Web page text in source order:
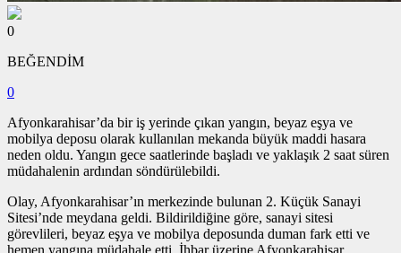
0
BEĞENDİM
0
Afyonkarahisar’da bir iş yerinde çıkan yangın, beyaz eşya ve
mobilya deposu olarak kullanılan mekanda büyük maddi hasara
neden oldu. Yangın gece saatlerinde başladı ve yaklaşık 2 saat süren
müdahalenin ardından söndürülebildi.
Olay, Afyonkarahisar’ın merkezinde bulunan 2. Küçük Sanayi
Sitesi’nde meydana geldi. Bildirildiğine göre, sanayi sitesi
görevlileri, beyaz eşya ve mobilya deposunda duman fark etti ve
hemen yangına müdahale etti. İhbar üzerine Afyonkarahisar